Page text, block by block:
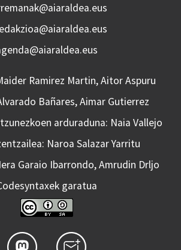
Ramirez Martin, Aitor Aspuru
Bañares, Aimar Gutierrez
arduraduna: Naia Vallejo
Naroa Salazar Yarritu
Garaio Ibarrondo, Amrudin Drljo
garatua